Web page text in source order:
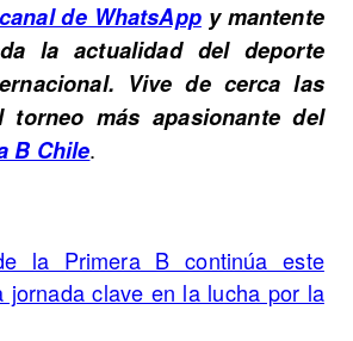
canal de WhatsAppy mantente
la actualidad del deporte
Vive de cerca las
torneo más apasionante del
B Chile.
la Primera B continúa este
jornada clave en la lucha por la